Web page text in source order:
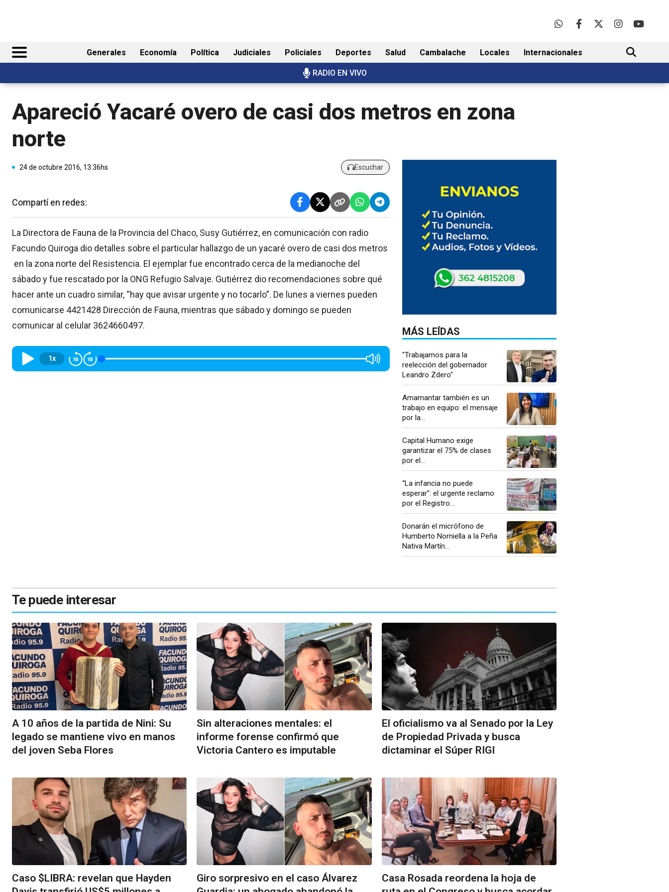
Generales Economía Política Judiciales Policiales Deportes Salud Cambalache Locales Internacionales
RADIO EN VIVO
BUSCAR
Apareció Yacaré overo de casi dos metros en zona
norte
24 de octubre 2016, 13:36hs Escuchar
Compartí en redes:
La Directora de Fauna de la Provincia del Chaco, Susy Gutiérrez, en comunicación con radio
Facundo Quiroga dio detalles sobre el particular hallazgo de un yacaré overo de casi dos metros
en la zona norte del Resistencia. El ejemplar fue encontrado cerca de la medianoche del
sábado y fue rescatado por la ONG Refugio Salvaje. Gutiérrez dio recomendaciones sobre qué
hacer ante un cuadro similar, “hay que avisar urgente y no tocarlo”. De lunes a viernes pueden
comunicarse 4421428 Dirección de Fauna, mientras que sábado y domingo se pueden
comunicar al celular 3624660497.
1x
MÁS LEÍDAS
"Trabajamos para la
reelección del gobernador
Leandro Zdero"
Amamantar también es un
trabajo en equipo: el mensaje
por la...
Capital Humano exige
garantizar el 75% de clases
por el...
“La infancia no puede
esperar”: el urgente reclamo
por el Registro...
Donarán el micrófono de
Humberto Norniella a la Peña
Nativa Martín...
Te puede interesar
A 10 años de la partida de Nini: Su
legado se mantiene vivo en manos
del joven Seba Flores
Sin alteraciones mentales: el
informe forense confirmó que
Victoria Cantero es imputable
El oficialismo va al Senado por la Ley
de Propiedad Privada y busca
dictaminar el Súper RIGI
Caso $LIBRA: revelan que Hayden
Giro sorpresivo en el caso Álvarez
Casa Rosada reordena la hoja de